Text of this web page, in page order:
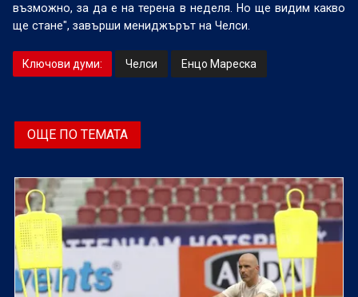
възможно, за да е на терена в неделя. Но ще видим какво
ще стане", завърши мениджърът на Челси.
Ключови думи: Челси Енцо Мареска
ОЩЕ ПО ТЕМАТА